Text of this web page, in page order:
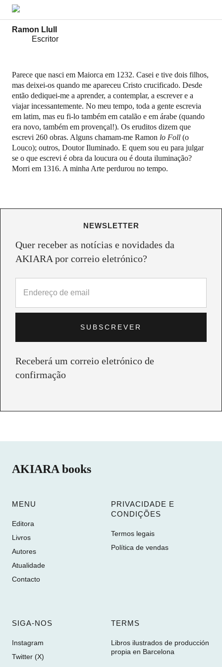
Ramon Llull
Escritor
Parece que nasci em Maiorca em 1232. Casei e tive dois filhos,
mas deixei-os quando me apareceu Cristo crucificado. Desde
então dediquei-me a aprender, a contemplar, a escrever e a
viajar incessantemente. No meu tempo, toda a gente escrevia
em latim, mas eu fi-lo também em catalão e em árabe (quando
era novo, também em provençal!). Os eruditos dizem que
escrevi 260 obras. Alguns chamam-me Ramon lo Foll(o
Louco); outros, Doutor Iluminado. E quem sou eu para julgar
se o que escrevi é obra da loucura ou é douta iluminação?
Morri em 1316. A minha Arte perdurou no tempo.
NEWSLETTER
Quer receber as notícias e novidades da
AKIARA por correio eletrónico?
Receberá um correio eletrónico de
confirmação
AKIARA books
MENU
Editora
Livros
Autores
Atualidade
Contacto
PRIVACIDADE E
CONDIÇÕES
Termos legais
Política de vendas
SIGA-NOS
Instagram
Twitter (X)
TERMS
Libros ilustrados de producción
propia en Barcelona